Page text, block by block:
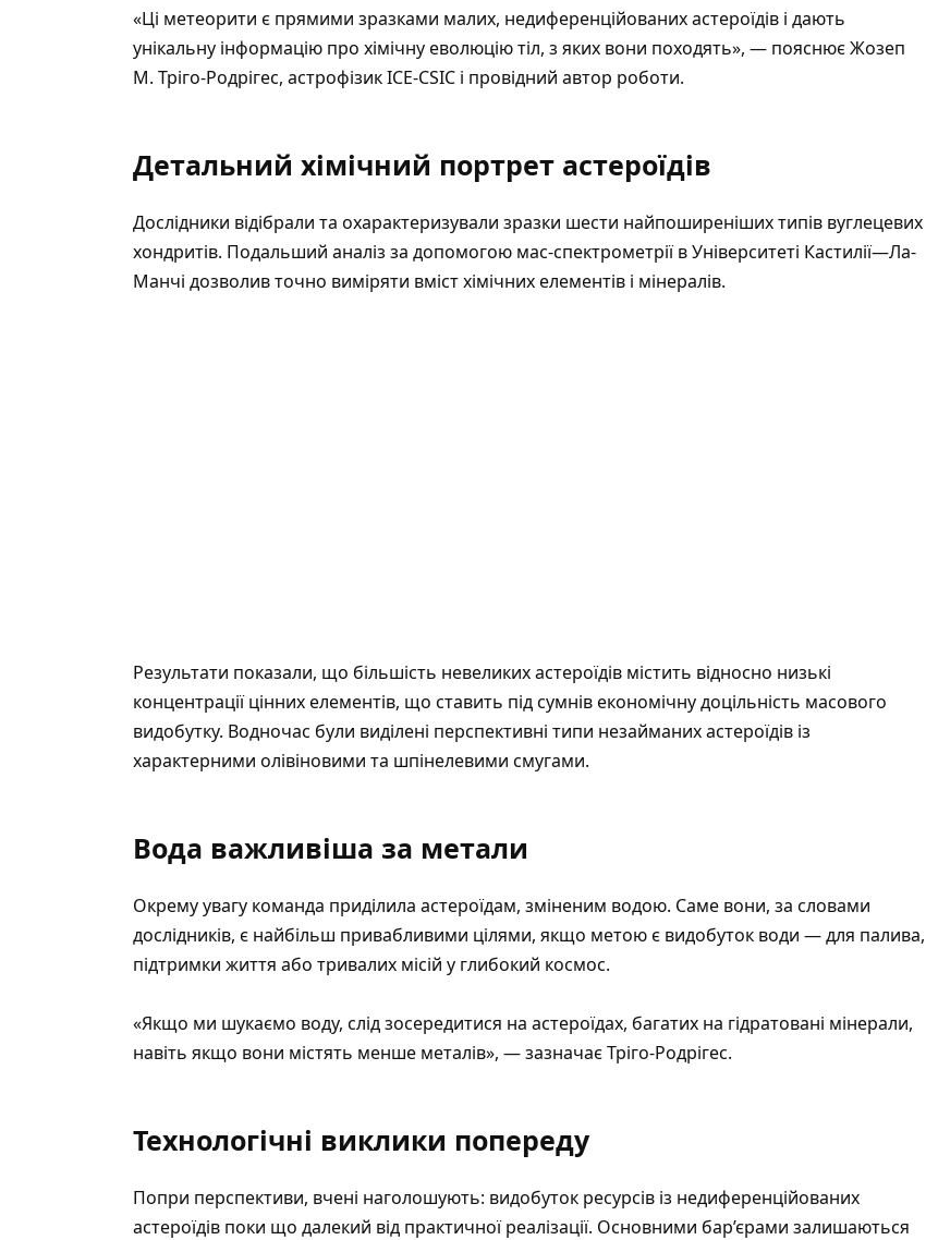
«Ці метеорити є прямими зразками малих, недиференційованих астероїдів і дають
унікальну інформацію про хімічну еволюцію тіл, з яких вони походять», — пояснює Жозеп
М. Тріго-Родрігес, астрофізик ICE-CSIC і провідний автор роботи.
Детальний хімічний портрет астероїдів
Дослідники відібрали та охарактеризували зразки шести найпоширеніших типів вуглецевих
хондритів. Подальший аналіз за допомогою мас-спектрометрії в Університеті Кастилії—Ла-
Манчі дозволив точно виміряти вміст хімічних елементів і мінералів.
Результати показали, що більшість невеликих астероїдів містить відносно низькі
концентрації цінних елементів, що ставить під сумнів економічну доцільність масового
видобутку. Водночас були виділені перспективні типи незайманих астероїдів із
характерними олівіновими та шпінелевими смугами.
Вода важливіша за метали
Окрему увагу команда приділила астероїдам, зміненим водою. Саме вони, за словами
дослідників, є найбільш привабливими цілями, якщо метою є видобуток води — для палива,
підтримки життя або тривалих місій у глибокий космос.
«Якщо ми шукаємо воду, слід зосередитися на астероїдах, багатих на гідратовані мінерали,
навіть якщо вони містять менше металів», — зазначає Тріго-Родрігес.
Технологічні виклики попереду
Попри перспективи, вчені наголошують: видобуток ресурсів із недиференційованих
астероїдів поки що далекий від практичної реалізації. Основними бар’єрами залишаються